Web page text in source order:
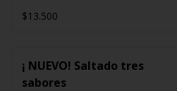
$13.500
¡ NUEVO! Saltado tres
sabores